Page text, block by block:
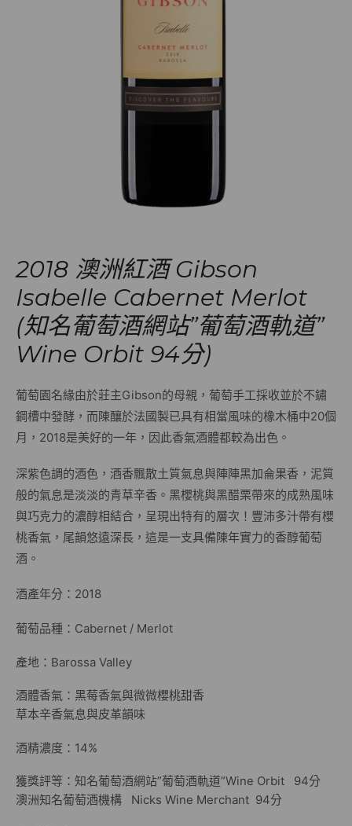
2018 澳洲紅酒 Gibson
Isabelle Cabernet Merlot
(知名葡萄酒網站”葡萄酒軌道”
Wine Orbit 94分)
葡萄園名緣由於莊主Gibson的母親，葡萄手工採收並於不鏽
鋼槽中發酵，而陳釀於法國製已具有相當風味的橡木桶中20個
月，2018是美好的一年，因此香氣酒體都較為出色。
深紫色調的酒色，酒香飄散土質氣息與陣陣黑加侖果香，泥質
般的氣息是淡淡的青草辛香。黑櫻桃與黑醋栗帶來的成熟風味
與巧克力的濃醇相結合，呈現出特有的層次！豐沛多汁帶有櫻
桃香氣，尾韻悠遠深長，這是一支具備陳年實力的香醇葡萄
酒。
酒產年分：2018
葡萄品種：Cabernet / Merlot
產地：Barossa Valley
酒體香氣：黑莓香氣與微微櫻桃甜香
草本辛香氣息與皮革韻味
酒精濃度：14%
獲獎評等：知名葡萄酒網站”葡萄酒軌道”Wine Orbit 94分
澳洲知名葡萄酒機構 Nicks Wine Merchant 94分